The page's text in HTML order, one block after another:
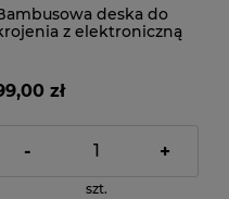
deska do
z elektroniczną
zł
- +
szt.